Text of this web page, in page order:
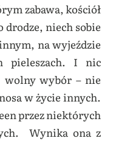
zabawa, kościół
drodze, niech sobie
na wyjeździe
pieleszach. I nic
wolny wybór – nie
w życie innych.
przez niektórych
Wynika ona z